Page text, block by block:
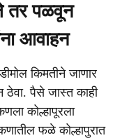
तर पळवून
आवाहन
किमतीने जाणार
ठेवा. पैसे जास्त काही
कोल्हापूरला
फळे कोल्हापुरात